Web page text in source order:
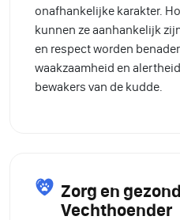
onafhankelijke karakter.
kunnen ze aanhankelijk
en respect worden
waakzaamheid en
bewakers van de kudde.
Zorg en
Vechthoender